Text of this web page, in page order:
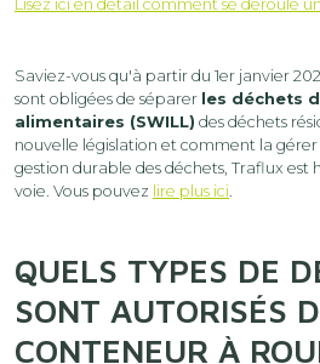
Lisez ici en détail comment se déroule
Saviez-vous qu'à partir du 1er janvier
sont obligées de séparer les déchets
alimentaires (SWILL) des déchets
nouvelle législation et comment la
gestion durable des déchets, Traflux est
voie. Vous pouvez lire plus ici.
QUELS TYPES DE
SONT AUTORISÉS
CONTENEUR À